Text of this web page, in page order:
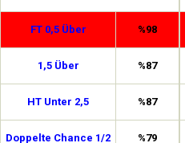
FT 0,5 Über %98
1,5 Über %87
HT Unter 2,5 %87
Doppelte Chance 1/2 %79